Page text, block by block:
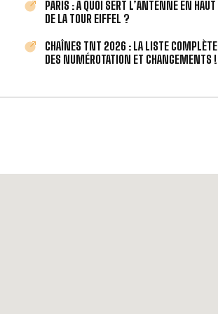
PARIS : À QUOI SERT L’ANTENNE EN HAUT
DE LA TOUR EIFFEL ?
CHAÎNES TNT 2026 : LA LISTE COMPLÈTE
DES NUMÉROTATION ET CHANGEMENTS !